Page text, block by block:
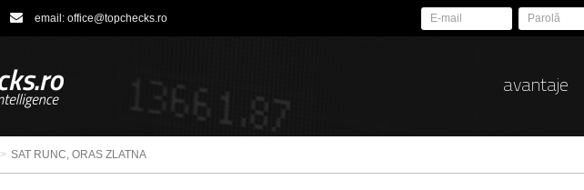
email: office@topchecks.ro
avantaje
SAT RUNC, ORAS ZLATNA